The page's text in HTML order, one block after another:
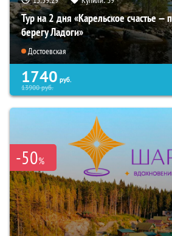
Тур на 2 дня «Карельское счастье —
берегу Ладоги»
Достоевская
1740 руб.
13900руб.
-50%